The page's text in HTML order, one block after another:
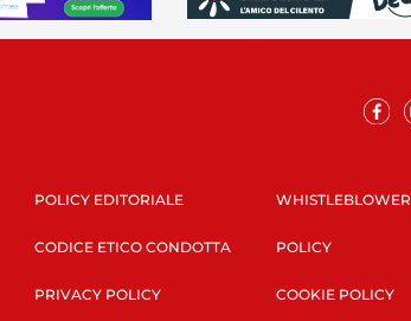
POLICY EDITORIALE
CODICE ETICO CONDOTTA
PRIVACY POLICY
WHISTLEBLOWER
POLICY
COOKIE POLICY